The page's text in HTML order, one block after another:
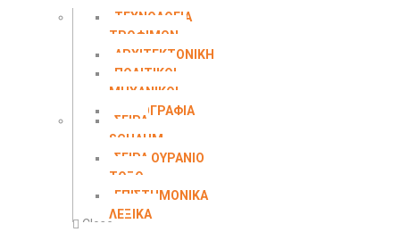
ΤΕΧΝΟΛΟΓΙΑ
ΤΡΟΦΙΜΩΝ
ΑΡΧΙΤΕΚΤΟΝΙΚΗ
ΠΟΛΙΤΙΚΟΙ
ΜΗΧΑΝΙΚΟΙ
ΤΟΠΟΓΡΑΦΙΑ
ΣΕΙΡΑ
SCHAUM
ΣΕΙΡΑ ΟΥΡΑΝΙΟ
ΤΟΞΟ
ΕΠΙΣΤΗΜΟΝΙΚΑ
ΛΕΞΙΚΑ
Close